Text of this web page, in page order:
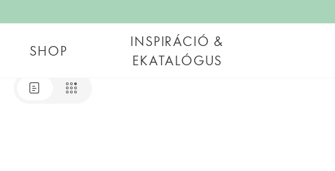
SHOP
INSPIRÁCIÓ &
EKATALÓGUS
Aktuális Oriflame eKatalógus